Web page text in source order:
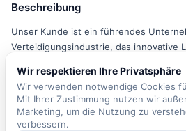
Beschreibung
Unser Kunde ist ein führendes
Verteidigungsindustrie, das innovative
Rahmen einer geplanten Migration auf
einen SAP Application Manager für die
(Materialwirtschaft) und QM
Rolle sind Sie verantwortlich für die
Wir respektieren Ihre Privatsphäre
Wir verwenden notwendige Cookies
Mit Ihrer Zustimmung nutzen wir
Marketing, um die Nutzung zu
verbessern.